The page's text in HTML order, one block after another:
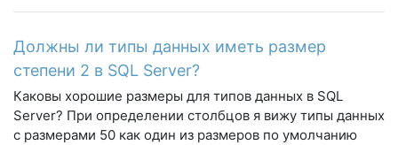
Должны ли типы данных иметь размер
степени 2 в SQL Server?
Каковы хорошие размеры для типов данных в SQL
Server? При определении столбцов я вижу типы данных
с размерами 50 как один из размеров по умолчанию